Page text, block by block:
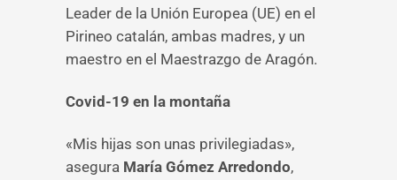
Leader de la Unión Europea (UE) en el
Pirineo catalán, ambas madres, y un
maestro en el Maestrazgo de Aragón.
Covid-19 en la montaña
«Mis hijas son unas privilegiadas»,
asegura María Gómez Arredondo,